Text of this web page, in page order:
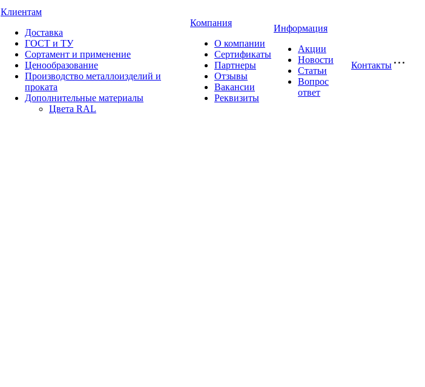
Клиентам
Доставка
ГОСТ и ТУ
Сортамент и применение
Ценообразование
Производство металлоизделий и
проката
Дополнительные материалы
Цвета RAL
Компания
О компании
Сертификаты
Партнеры
Отзывы
Вакансии
Реквизиты
Информация
Акции
Новости
Статьи
Вопрос
ответ
Контакты